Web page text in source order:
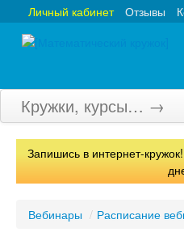
Отзывы
Личный кабинет
Кружки, курсы… →
Главная
Запишись в интернет-
Вебинары / Расписание